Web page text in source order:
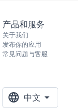
产品和服务
关于我们
发布你的应用
常见问题与客服
中文